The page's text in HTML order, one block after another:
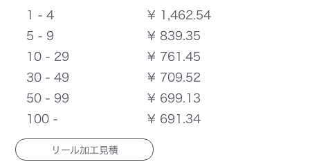
1 - 4
¥ 1,462.54
5 - 9
¥ 839.35
10 - 29
¥ 761.45
30 - 49
¥ 709.52
50 - 99
¥ 699.13
100 -
¥ 691.34
リール加工見積